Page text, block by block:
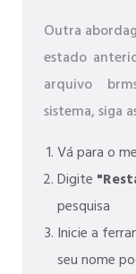
Outra
estado
arquivo
sistema, siga
Vá para o
Digite
pesquisa
Inicie a
seu nome